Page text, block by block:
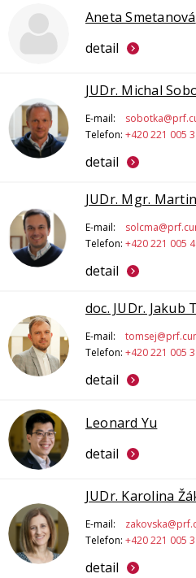
Aneta Smetanová
detail
JUDr. Michal
E-mail:
Telefon: +420 221 005
detail
JUDr. Mgr.
E-mail:
Telefon: +420 221 005
detail
doc. JUDr. Jakub
E-mail:
Telefon: +420 221 005
detail
Leonard Yu
detail
JUDr. Karolina
E-mail:
Telefon: +420 221 005
detail